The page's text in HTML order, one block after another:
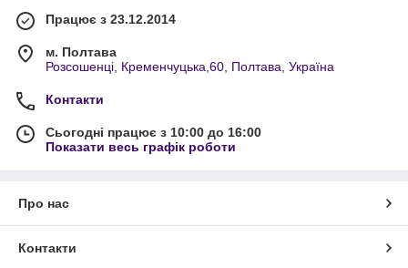
Працює з 23.12.2014
м. Полтава
Розсошенці, Кременчуцька,60, Полтава, Україна
Контакти
Сьогодні працює з 10:00 до 16:00
Показати весь графік роботи
Про нас
Контакти